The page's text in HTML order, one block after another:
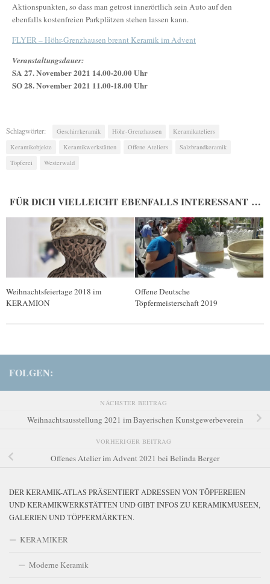
Aktionspunkten, so dass man getrost innerörtlich sein Auto auf den
ebenfalls kostenfreien Parkplätzen stehen lassen kann.
FLYER – Höhr-Grenzhausen brennt Keramik im Advent
Veranstaltungsdauer:
SA 27. November 2021 14.00-20.00 Uhr
SO 28. November 2021 11.00-18.00 Uhr
Schlagwörter: Geschirrkeramik Höhr-Grenzhausen
Keramikateliers
Keramikobjekte
Keramikwerkstätten Offene Ateliers
Salzbrandkeramik
Töpferei
Westerwald
FÜR DICH VIELLEICHT EBENFALLS INTERESSANT …
Weihnachtsfeiertage 2018 im
KERAMION
Offene Deutsche
Töpfermeisterschaft 2019
FOLGEN:
NÄCHSTER BEITRAG
Weihnachtsausstellung 2021 im Bayerischen Kunstgewerbeverein
VORHERIGER BEITRAG
Offenes Atelier im Advent 2021 bei Belinda Berger
DER KERAMIK-ATLAS PRÄSENTIERT ADRESSEN VON TÖPFEREIEN
UND KERAMIKWERKSTÄTTEN UND GIBT INFOS ZU KERAMIKMUSEEN,
GALERIEN UND TÖPFERMÄRKTEN.
KERAMIKER
Moderne Keramik